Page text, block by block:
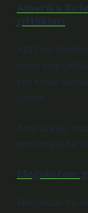
Amerika
çiftlikleri
ABD’nin
geniş sığır
yarı kurak
çıkıyor.
Ama fark şu:
endüstriyel bir
Moğolistan:
Moğolistan’da